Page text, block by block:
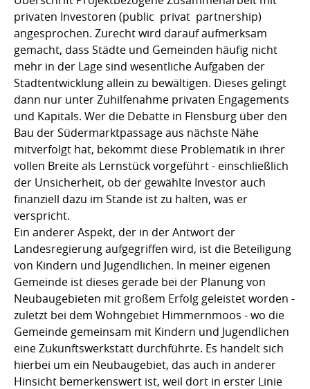
privaten Investoren (public  privat  partnership)
angesprochen. Zurecht wird darauf aufmerksam
gemacht, dass Städte und Gemeinden häufig nicht
mehr in der Lage sind wesentliche Aufgaben der
Stadtentwicklung allein zu bewältigen. Dieses gelingt
dann nur unter Zuhilfenahme privaten Engagements
und Kapitals. Wer die Debatte in Flensburg über den
Bau der Südermarktpassage aus nächste Nähe
mitverfolgt hat, bekommt diese Problematik in ihrer
vollen Breite als Lernstück vorgeführt - einschließlich
der Unsicherheit, ob der gewählte Investor auch
finanziell dazu im Stande ist zu halten, was er
verspricht.
Ein anderer Aspekt, der in der Antwort der
Landesregierung aufgegriffen wird, ist die Beteiligung
von Kindern und Jugendlichen. In meiner eigenen
Gemeinde ist dieses gerade bei der Planung von
Neubaugebieten mit großem Erfolg geleistet worden -
zuletzt bei dem Wohngebiet Himmernmoos - wo die
Gemeinde gemeinsam mit Kindern und Jugendlichen
eine Zukunftswerkstatt durchführte. Es handelt sich
hierbei um ein Neubaugebiet, das auch in anderer
Hinsicht bemerkenswert ist, weil dort in erster Linie